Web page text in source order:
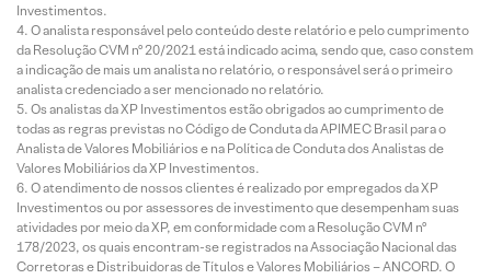
Investimentos.
O analista responsável pelo conteúdo deste relatório e pelo cumprimento
da Resolução CVM nº 20/2021 está indicado acima, sendo que, caso constem
a indicação de mais um analista no relatório, o responsável será o primeiro
analista credenciado a ser mencionado no relatório.
Os analistas da XP Investimentos estão obrigados ao cumprimento de
todas as regras previstas no Código de Conduta da APIMEC Brasil para o
Analista de Valores Mobiliários e na Política de Conduta dos Analistas de
Valores Mobiliários da XP Investimentos.
O atendimento de nossos clientes é realizado por empregados da XP
Investimentos ou por assessores de investimento que desempenham suas
atividades por meio da XP, em conformidade com a Resolução CVM nº
178/2023, os quais encontram-se registrados na Associação Nacional das
Corretoras e Distribuidoras de Títulos e Valores Mobiliários – ANCORD. O